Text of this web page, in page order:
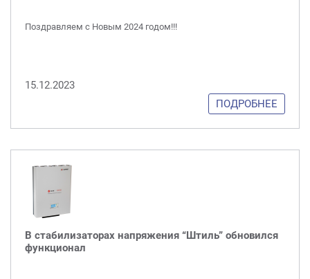
Поздравляем с Новым 2024 годом!!!
15.12.2023
ПОДРОБНЕЕ
В стабилизаторах напряжения “Штиль” обновился
функционал